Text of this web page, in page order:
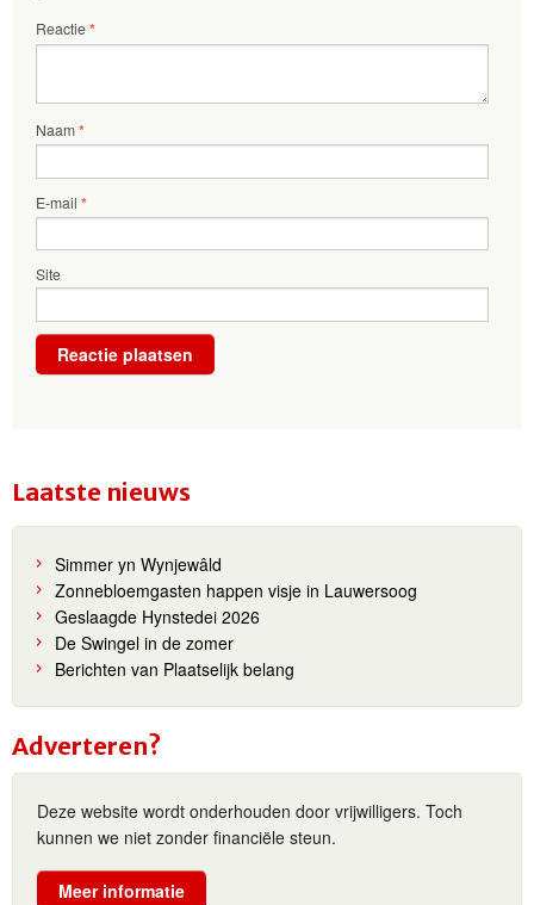
Reactie*
Naam*
E-mail *
Site
Laatste nieuws
Simmer yn Wynjewâld
Zonnebloemgasten happen visje in Lauwersoog
Geslaagde Hynstedei 2026
De Swingel in de zomer
Berichten van Plaatselijk belang
Adverteren?
Deze website wordt onderhouden door vrijwilligers. Toch
kunnen we niet zonder financiële steun.
Meer informatie